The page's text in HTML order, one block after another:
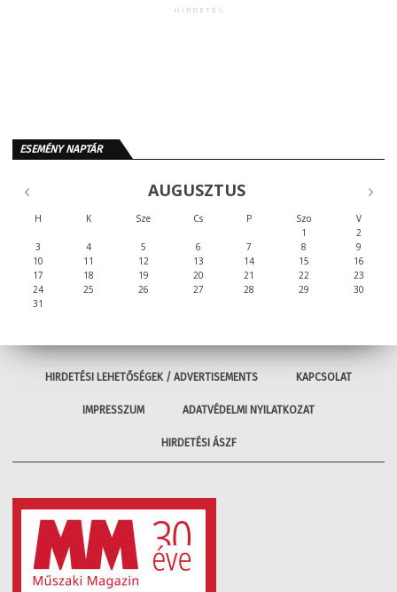
HIRDETÉS
ESEMÉNY NAPTÁR
AUGUSZTUS
H K Sze Cs P Szo
V
1
2
3
4 5 6 7 8
9
10
11 12 13 14 15
16
17
18 19 20 21 22
23
24
25 26 27 28 29
30
31
HIRDETÉSI LEHETŐSÉGEK / ADVERTISEMENTS KAPCSOLAT
IMPRESSZUM ADATVÉDELMI NYILATKOZAT
HIRDETÉSI ÁSZF